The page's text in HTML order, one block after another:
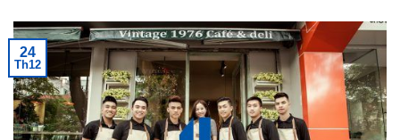
24
Th12